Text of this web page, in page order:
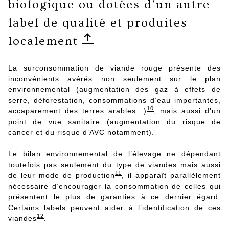
biologique ou dotées d’un autre
label de qualité et produites
localement
La surconsommation de viande rouge présente des
inconvénients avérés non seulement sur le plan
environnemental (augmentation des gaz à effets de
serre, déforestation, consommations d’eau importantes,
accaparement des terres arables…)10, mais aussi d’un
point de vue sanitaire (augmentation du risque de
cancer et du risque d’AVC notamment).
Le bilan environnemental de l’élevage ne dépendant
toutefois pas seulement du type de viandes mais aussi
de leur mode de production 11
, il apparaît parallèlement
nécessaire d’encourager la consommation de celles qui
présentent le plus de garanties à ce dernier égard.
Certains labels peuvent aider à l’identification de ces
viandes12